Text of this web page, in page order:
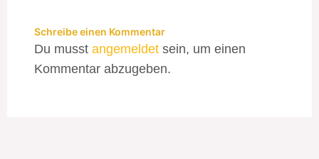
Schreibe einen Kommentar
Du musstangemeldet sein, um einen
Kommentar abzugeben.